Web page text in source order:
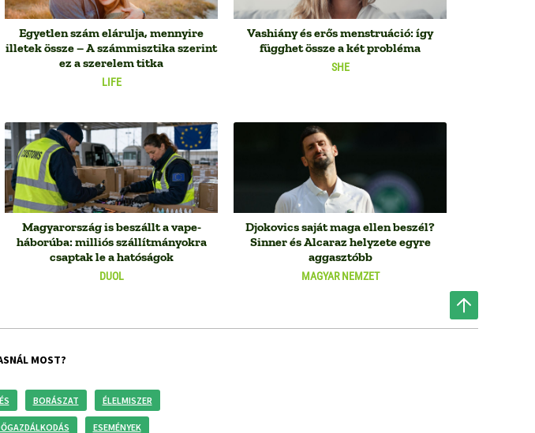
LIFE
Egyetlen szám elárulja, mennyire
illetek össze – A számmisztika szerint
ez a szerelem titka
SHE
Vashiány és erős menstruáció: így
függhet össze a két probléma
DUOL
Magyarország is beszállt a vape-
háborúba: milliós szállítmányokra
csaptak le a hatóságok
MAGYAR NEMZET
Djokovics saját maga ellen beszél?
Sinner és Alcaraz helyzete egyre
aggasztóbb
MOST?
BORÁSZAT ÉLELMISZER
ESEMÉNYEK